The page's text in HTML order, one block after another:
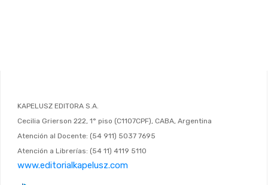
KAPELUSZ EDITORA S.A.
Cecilia Grierson 222, 1° piso (C1107CPF), CABA, Argentina
Atención al Docente: (54 911) 5037 7695
Atención a Librerías: (54 11) 4119 5110
www.editorialkapelusz.com